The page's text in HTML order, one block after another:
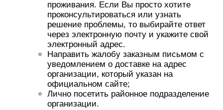
проживания. Если Вы просто хотите
проконсультироваться или узнать
решение проблемы, то выбирайте ответ
через электронную почту и укажите свой
электронный адрес.
Направить жалобу заказным письмом с
уведомлением о доставке на адрес
организации, который указан на
официальном сайте;
Лично посетить районное подразделение
организации.